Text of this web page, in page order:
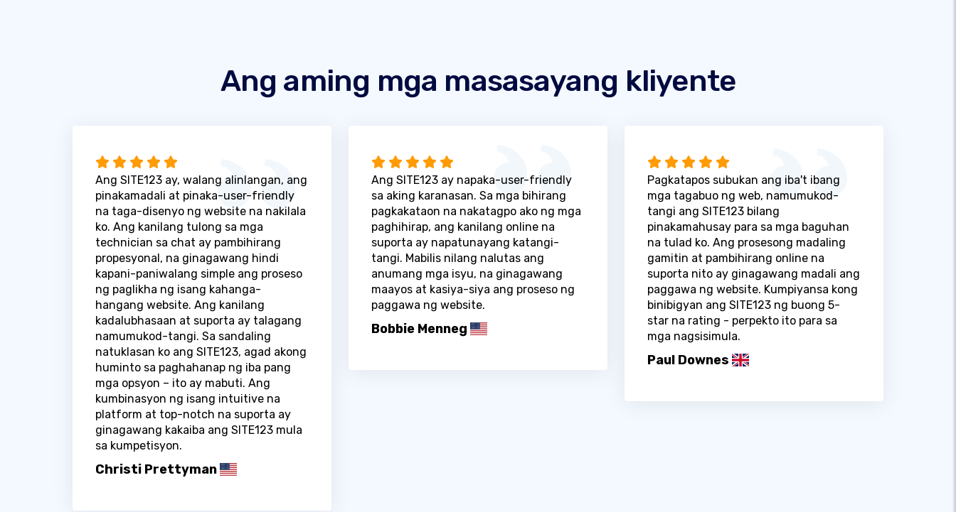
Ang aming mga masasayang kliyente
Ang SITE123 ay, walang alinlangan, ang
pinakamadali at pinaka-user-friendly
na taga-disenyo ng website na nakilala
ko. Ang kanilang tulong sa mga
technician sa chat ay pambihirang
propesyonal, na ginagawang hindi
kapani-paniwalang simple ang proseso
ng paglikha ng isang kahanga-
hangang website. Ang kanilang
kadalubhasaan at suporta ay talagang
namumukod-tangi. Sa sandaling
natuklasan ko ang SITE123, agad akong
huminto sa paghahanap ng iba pang
mga opsyon – ito ay mabuti. Ang
kumbinasyon ng isang intuitive na
platform at top-notch na suporta ay
ginagawang kakaiba ang SITE123 mula
sa kumpetisyon.
Christi Prettyman
Ang SITE123 ay napaka-user-friendly
sa aking karanasan. Sa mga bihirang
pagkakataon na nakatagpo ako ng mga
paghihirap, ang kanilang online na
suporta ay napatunayang katangi-
tangi. Mabilis nilang nalutas ang
anumang mga isyu, na ginagawang
maayos at kasiya-siya ang proseso ng
paggawa ng website.
Bobbie Menneg
Pagkatapos subukan ang iba't ibang
mga tagabuo ng web, namumukod-
tangi ang SITE123 bilang
pinakamahusay para sa mga baguhan
na tulad ko. Ang prosesong madaling
gamitin at pambihirang online na
suporta nito ay ginagawang madali ang
paggawa ng website. Kumpiyansa kong
binibigyan ang SITE123 ng buong 5-
star na rating - perpekto ito para sa
mga nagsisimula.
Paul Downes